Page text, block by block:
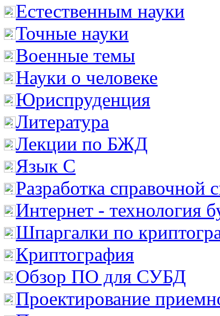
Естественным науки
Точные науки
Военные темы
Науки о человеке
Юриспруденция
Литература
Лекции по БЖД
Язык С
Разработка справочной
Интернет - технология
Шпаргалки по
Криптография
Обзор ПО для СУБД
Проектирование